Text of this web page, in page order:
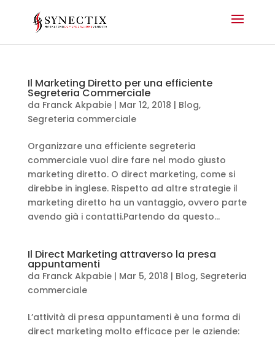
Il Marketing Diretto per una efficiente
Segreteria Commerciale
da Franck Akpabie| Mar 12, 2018 | Blog,
Segreteria commerciale
Organizzare una efficiente segreteria
commerciale vuol dire fare nel modo giusto
marketing diretto. O direct marketing, come si
direbbe in inglese. Rispetto ad altre strategie il
marketing diretto ha un vantaggio, ovvero parte
avendo già i contatti.Partendo da questo...
Il Direct Marketing attraverso la presa
appuntamenti
da Franck Akpabie| Mar 5, 2018 | Blog, Segreteria
commerciale
L’attività di presa appuntamenti è una forma di
direct marketing molto efficace per le aziende: